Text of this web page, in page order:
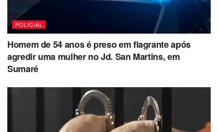
POLICIAL
Homem de 54 anos é preso em flagrante após
agredir uma mulher no Jd. San Martins, em
Sumaré